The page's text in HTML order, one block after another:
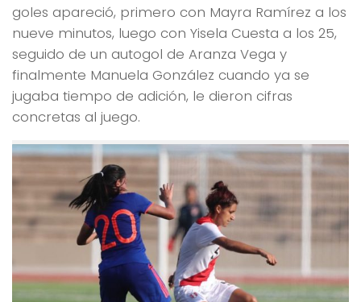
goles apareció, primero con Mayra Ramírez a los
nueve minutos, luego con Yisela Cuesta a los 25,
seguido de un autogol de Aranza Vega y
finalmente Manuela González cuando ya se
jugaba tiempo de adición, le dieron cifras
concretas al juego.